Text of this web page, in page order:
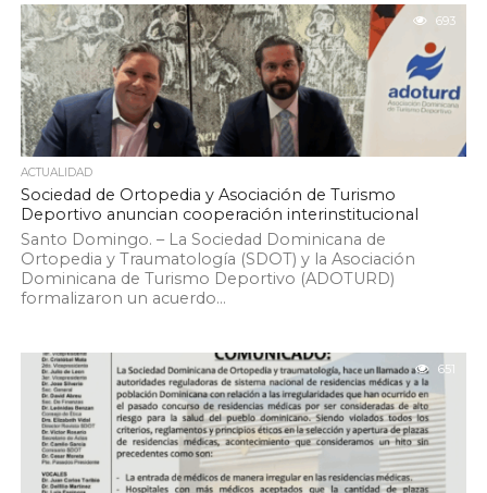
693
ACTUALIDAD
Sociedad de Ortopedia y Asociación de Turismo
Deportivo anuncian cooperación interinstitucional
Santo Domingo. – La Sociedad Dominicana de
Ortopedia y Traumatología (SDOT) y la Asociación
Dominicana de Turismo Deportivo (ADOTURD)
formalizaron un acuerdo...
651